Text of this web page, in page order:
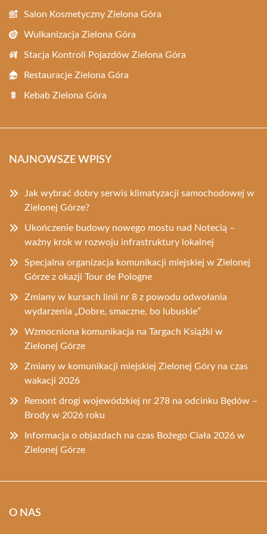
Salon Kosmetyczny Zielona Góra
Wulkanizacja Zielona Góra
Stacja Kontroli Pojazdów Zielona Góra
Restauracje Zielona Góra
Kebab Zielona Góra
NAJNOWSZE WPISY
Jak wybrać dobry serwis klimatyzacji samochodowej w
Zielonej Górze?
Ukończenie budowy nowego mostu nad Notecią –
ważny krok w rozwoju infrastruktury lokalnej
Specjalna organizacja komunikacji miejskiej w Zielonej
Górze z okazji Tour de Pologne
Zmiany w kursach linii nr 8 z powodu odwołania
wydarzenia „Dobre, smaczne, bo lubuskie”
Wzmocniona komunikacja na Targach Książki w
Zielonej Górze
Zmiany w komunikacji miejskiej Zielonej Góry na czas
wakacji 2026
Remont drogi wojewódzkiej nr 278 na odcinku Będów –
Brody w 2026 roku
Informacja o objazdach na czas Bożego Ciała 2026 w
Zielonej Górze
O NAS